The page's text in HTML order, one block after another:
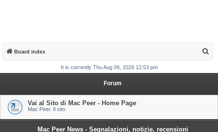
Board index
a
It is currently Thu Aug 06, 2026 12:53 pm
Forum
Vai al Sito di Mac Peer - Home Page
Mac Peer. Il sito
Mac Peer News - Segnalazioni, notizie, recensioni